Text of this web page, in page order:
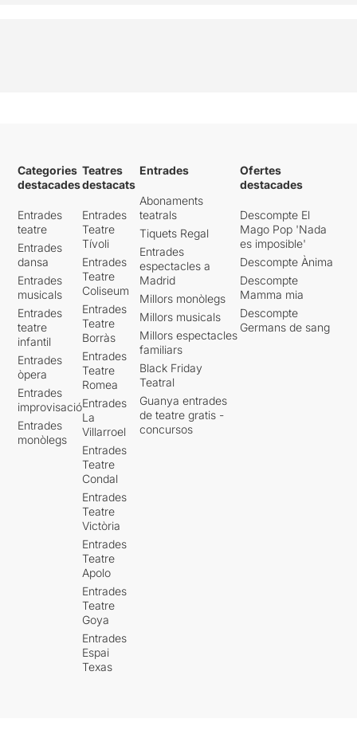
Categories
destacades
Entrades
teatre
Entrades
dansa
Entrades
musicals
Entrades
teatre
infantil
Entrades
òpera
Entrades
improvisació
Entrades
monòlegs
Teatres
destacats
Entrades
Teatre
Tívoli
Entrades
Teatre
Coliseum
Entrades
Teatre
Borràs
Entrades
Teatre
Romea
Entrades
La
Villarroel
Entrades
Teatre
Condal
Entrades
Teatre
Victòria
Entrades
Teatre
Apolo
Entrades
Teatre
Goya
Entrades
Espai
Texas
Entrades
Abonaments
teatrals
Tiquets Regal
Entrades
espectacles a
Madrid
Millors monòlegs
Millors musicals
Millors espectacles
familiars
Black Friday
Teatral
Guanya entrades
de teatre gratis -
concursos
Ofertes
destacades
Descompte El
Mago Pop 'Nada
es imposible'
Descompte Ànima
Descompte
Mamma mia
Descompte
Germans de sang